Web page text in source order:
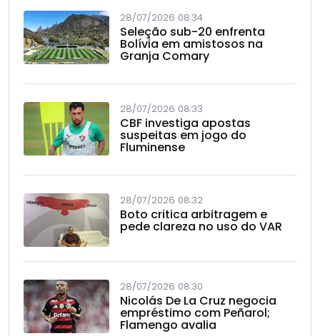
28/07/2026 08:34
Seleção sub-20 enfrenta
Bolívia em amistosos na
Granja Comary
28/07/2026 08:33
CBF investiga apostas
suspeitas em jogo do
Fluminense
28/07/2026 08:32
Boto critica arbitragem e
pede clareza no uso do VAR
28/07/2026 08:30
Nicolás De La Cruz negocia
empréstimo com Peñarol;
Flamengo avalia